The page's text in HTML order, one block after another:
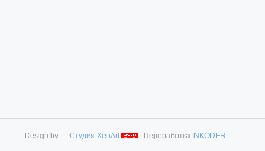
Design by — Студия XeoArt Переработка INKODER